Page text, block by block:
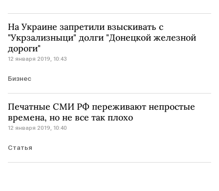
На Украине запретили взыскивать с
"Укрзализныци" долги "Донецкой железной
дороги"
12 января 2019, 10:43
Бизнес
Печатные СМИ РФ переживают непростые
времена, но не все так плохо
12 января 2019, 10:40
Статья